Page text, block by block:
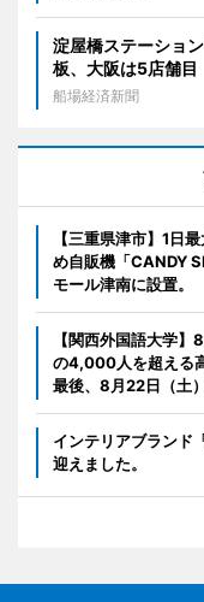
淀屋橋ステーショ
板、大阪は5店舗目
船場経済新聞
【三重県津市】1日
め自販機「CANDY
モール津南に設置。
【関西外国語大学
の4,000人を超える
最後、8月22日（土
インテリアブラン
迎えました。